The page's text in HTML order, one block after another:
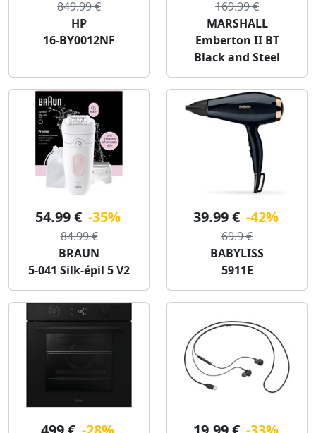
849.99 €
HP
16-BY0012NF
169.99 €
MARSHALL
Emberton II BT
Black and Steel
54.99 € -35%
84.99 €
BRAUN
5-041 Silk-épil 5 V2
39.99 € -42%
69.9 €
BABYLISS
5911E